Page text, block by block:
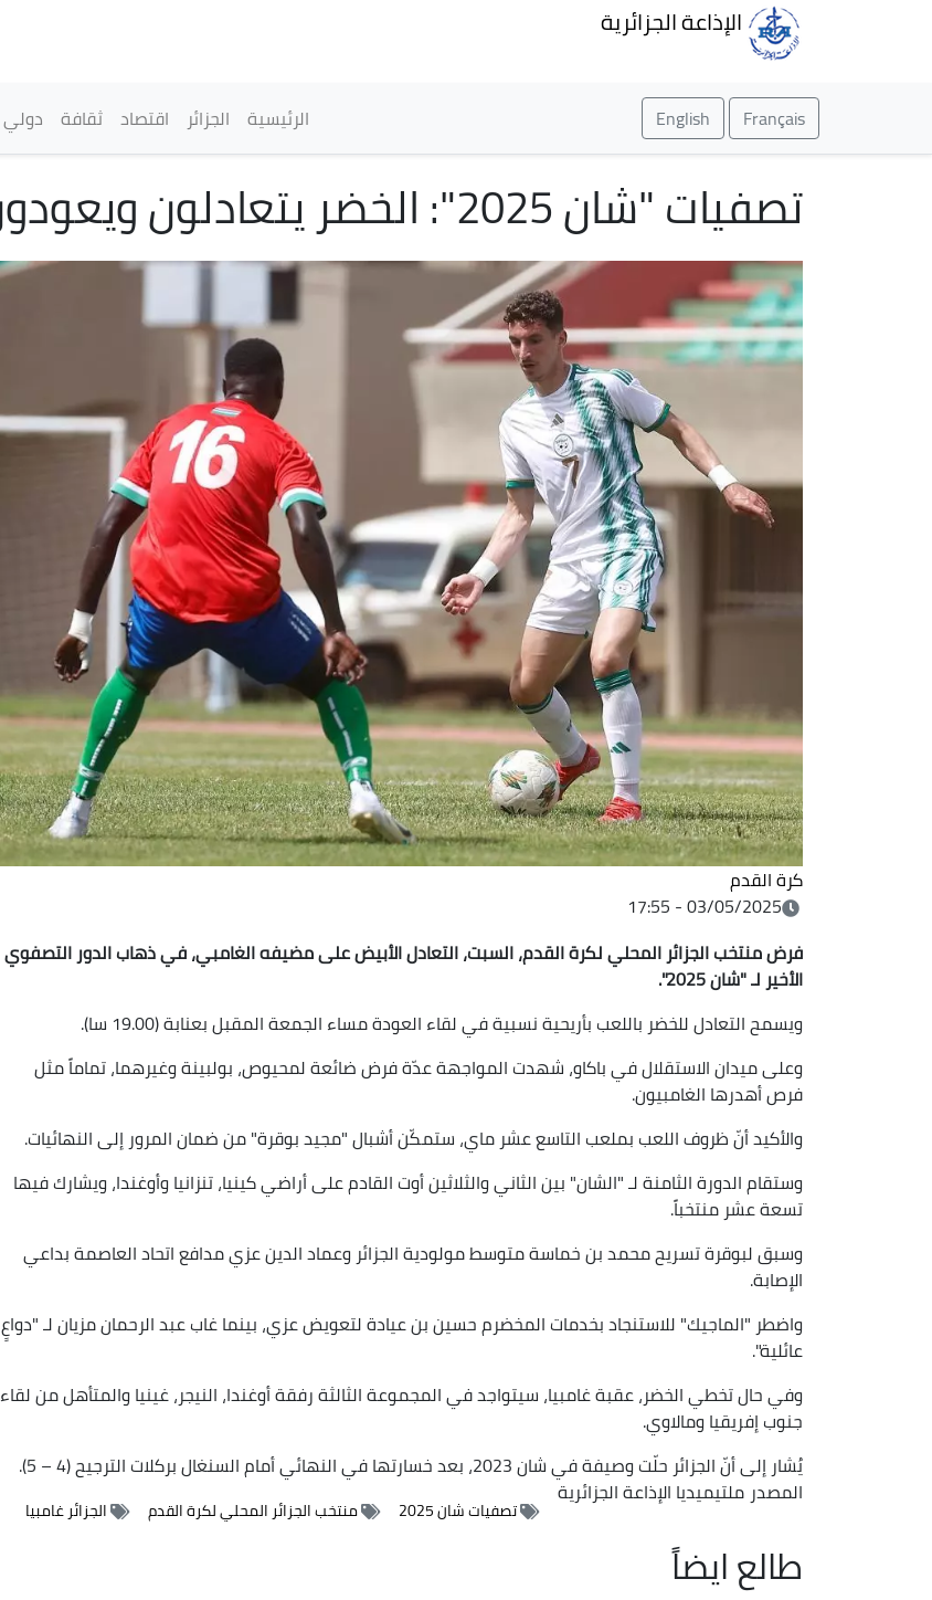
الإذاعة الجزائرية
Français
English القائمة الرئيسية
الرئيسية الجزائر اقتصاد ثقافة دولي
تصفيات "شان 2025": الخضر يتعادلون ويعودون بنصف التأشيرة
كرة القدم
03/05/2025 - 17:55
فرض منتخب الجزائر المحلي لكرة القدم، السبت، التعادل الأبيض على مضيفه الغامبي، فيذهاب الدور التصفوي
الأخير لـ "شان 2025".
ويسمح التعادل للخضر باللعب بأريحية نسبية في لقاء العودة مساء الجمعة المقبل بعنابة (19.00 سا).
وعلى ميدانالاستقلال في باكاو، شهدت المواجهة عدّة فرض ضائعة لمحيوص، بولبينة وغيرهما، تماماً مثل
فرص أهدرها الغامبيون.
والأكيد أنّ ظروف اللعب بملعب التاسع عشر ماي، ستمكّن أشبال "مجيد بوقرة" من ضمان المرور إلى النهائيات.
وستقام الدورة الثامنة لـ "الشان" بين الثاني والثلاثين أوت القادم على أراضي كينيا، تنزانيا وأوغندا، ويشارك فيها
تسعة عشر منتخباً.
وسبق لبوقرة تسريح محمد بن خماسة متوسط مولودية الجزائر وعماد الدين عزي مدافع اتحاد العاصمة بداعي
الإصابة.
واضطر "الماجيك" للاستنجاد بخدمات المخضرم حسين بن عيادة لتعويض عزي، بينما غاب عبد الرحمان مزيان لـ "دواعٍ
عائلية".
وفي حال تخطي الخضر، عقبة غامبيا، سيتواجد في المجموعة الثالثة رفقة أوغندا، النيجر، غينيا والمتأهل من لقاء
جنوب إفريقيا ومالاوي.
يُشار إلى أنّ الجزائر حلّت وصيفة في شان 2023، بعد خسارتها في النهائي أمام السنغال بركلات الترجيح (4 – 5).
المصدر ملتيميديا الإذاعة الجزائرية
تصفيات شان 2025 منتخب الجزائر المحلي لكرة القدم الجزائر غامبيا
طالع ايضاً